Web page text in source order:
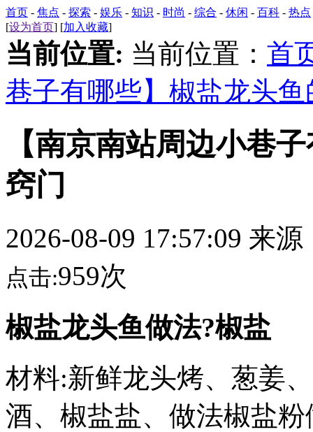
首页 - 焦点 - 探索 - 娱乐 - 知识 - 时尚 - 综合 - 休闲 - 百科 - 热点
[设为首页] [加入收藏]
当前位置: 当前位置： 首
巷子有哪些】椒盐龙头
【南京南站周边小巷
窍门
2026-08-09 17:57:09 来源
点击:959次
椒盐龙头鱼做法?椒盐
材料:新鲜龙头烤、葱姜
酒、椒盐盐、做法椒盐